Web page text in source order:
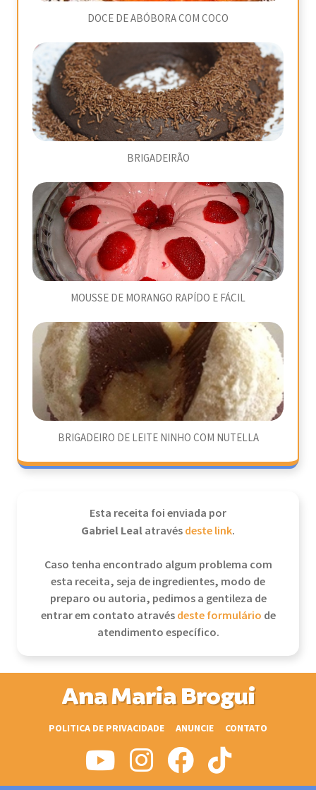
DOCE DE ABÓBORA COM COCO
BRIGADEIRÃO
MOUSSE DE MORANGO RAPÍDO E FÁCIL
BRIGADEIRO DE LEITE NINHO COM NUTELLA
Esta receita foi enviada por
Gabriel Lealatravésdeste link.
Caso tenha encontrado algum problema com
esta receita, seja de ingredientes, modo de
preparo ou autoria, pedimos a gentileza de
entrar em contato atravésdeste formulário de
atendimento específico.
Ana Maria Brogui
POLITICA DE PRIVACIDADE ANUNCIE CONTATO